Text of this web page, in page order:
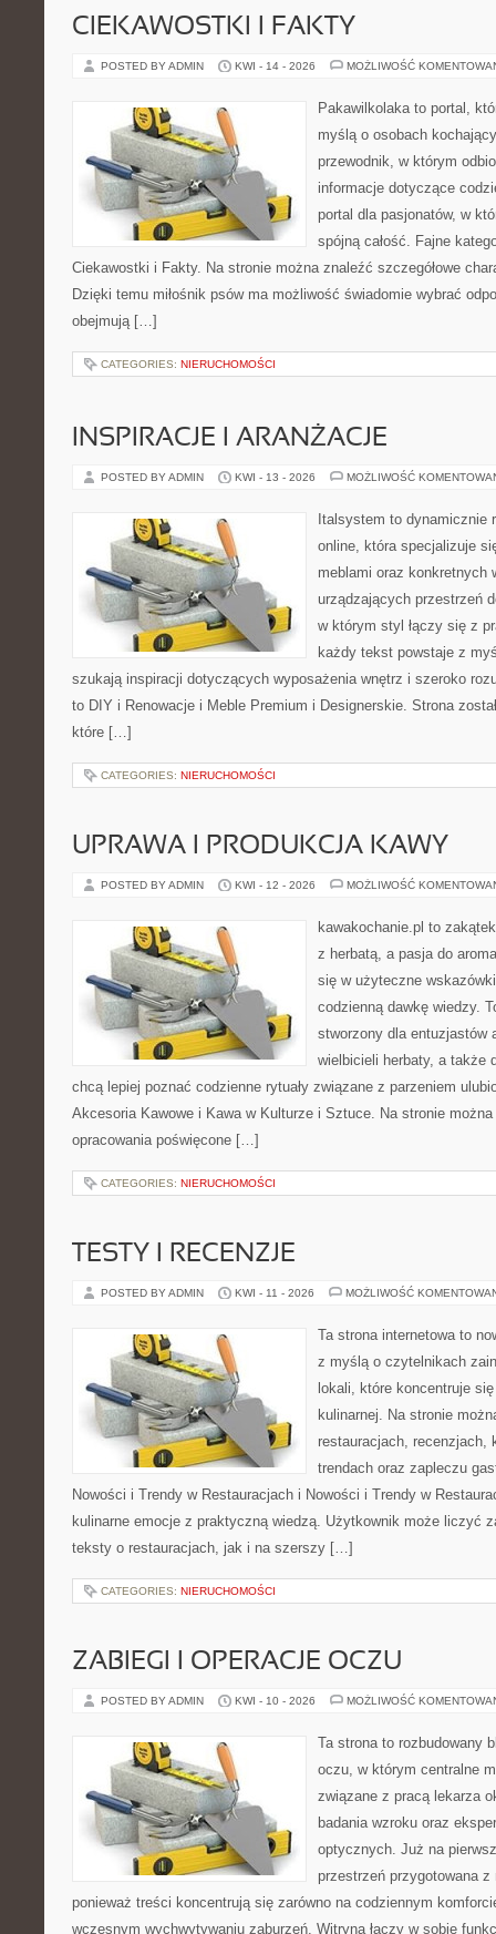
CIEKAWOSTKI I FAKTY
POSTED BY ADMIN KWI - 14 - 2026 MOŻLIWOŚĆ
Pakawilkolaka to portal,
myślą o osobach
przewodnik, w którym
informacje dotyczące
portal dla pasjonatów, w
spójną całość. Fajne
Ciekawostki i Fakty. Na stronie można znaleźć szczegółowe
Dzięki temu miłośnik psów ma możliwość świadomie wybrać
obejmują […]
CATEGORIES: NIERUCHOMOŚCI
INSPIRACJE I ARANŻACJE
POSTED BY ADMIN KWI - 13 - 2026 MOŻLIWOŚĆ
Italsystem to dynamicznie
online, która specjalizuje
meblami oraz konkretnych
urządzających przestrzeń
w którym styl łączy się z
każdy tekst powstaje z
szukają inspiracji dotyczących wyposażenia wnętrz i szeroko
to DIY i Renowacje i Meble Premium i Designerskie. Strona
które […]
CATEGORIES: NIERUCHOMOŚCI
UPRAWA I PRODUKCJA KAWY
POSTED BY ADMIN KWI - 12 - 2026 MOŻLIWOŚĆ
kawakochanie.pl to
z herbatą, a pasja do
się w użyteczne
codzienną dawkę wiedzy.
stworzony dla entuzjastów
wielbicieli herbaty, a także
chcą lepiej poznać codzienne rytuały związane z parzeniem
Akcesoria Kawowe i Kawa w Kulturze i Sztuce. Na stronie można
opracowania poświęcone […]
CATEGORIES: NIERUCHOMOŚCI
TESTY I RECENZJE
POSTED BY ADMIN KWI - 11 - 2026 MOŻLIWOŚĆ
Ta strona internetowa to
z myślą o czytelnikach
lokali, które koncentruje
kulinarnej. Na stronie
restauracjach, recenzjach,
trendach oraz zapleczu
Nowości i Trendy w Restauracjach i Nowości i Trendy w
kulinarne emocje z praktyczną wiedzą. Użytkownik może liczyć
teksty o restauracjach, jak i na szerszy […]
CATEGORIES: NIERUCHOMOŚCI
ZABIEGI I OPERACJE OCZU
POSTED BY ADMIN KWI - 10 - 2026 MOŻLIWOŚĆ
Ta strona to rozbudowany
oczu, w którym centralne
związane z pracą lekarza
badania wzroku oraz
optycznych. Już na
przestrzeń przygotowana
ponieważ treści koncentrują się zarówno na codziennym
wczesnym wychwytywaniu zaburzeń. Witryna łączy w sobie